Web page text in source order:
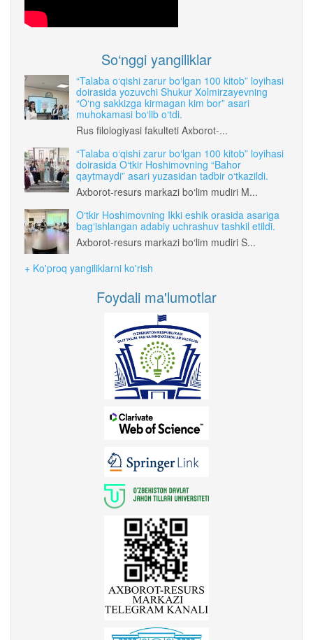
So‘nggi yangiliklar
“Talaba o‘qishi zarur bo‘lgan 100 kitob” loyihasi
doirasida yozuvchi Shukur Xolmirzayevning
“O‘ng sakkizga kirmagan kim bor” asari
muhokamasi bo‘lib o‘tdi.
Rus filologiyasi fakulteti Axborot-...
“Talaba o‘qishi zarur bo‘lgan 100 kitob” loyihasi
doirasida O‘tkir Hoshimovning “Bahor
qaytmaydi” asari yuzasidan tadbir o‘tkazildi.
Axborot-resurs markazi bo‘lim mudiri M...
O‘tkir Hoshimovning Ikki eshik orasida asariga
bag‘ishlangan adabiy uchrashuv tashkil etildi.
Axborot-resurs markazi bo‘lim mudiri S...
+ Ko'proq yangiliklarni ko'rish
Foydali ma'lumotlar